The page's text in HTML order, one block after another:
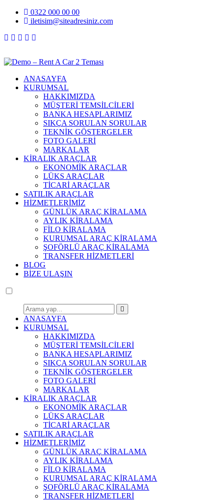
0322 000 00 00
iletisim@siteadresiniz.com
ANASAYFA
KURUMSAL
HAKKIMIZDA
MÜŞTERİ TEMSİLCİLERİ
BANKA HESAPLARIMIZ
SIKÇA SORULAN SORULAR
TEKNİK GÖSTERGELER
FOTO GALERİ
MARKALAR
KİRALIK ARAÇLAR
EKONOMİK ARAÇLAR
LÜKS ARAÇLAR
TİCARİ ARAÇLAR
SATILIK ARAÇLAR
HİZMETLERİMİZ
GÜNLÜK ARAÇ KİRALAMA
AYLIK KİRALAMA
FİLO KİRALAMA
KURUMSAL ARAÇ KİRALAMA
ŞOFÖRLÜ ARAÇ KİRALAMA
TRANSFER HİZMETLERİ
BLOG
BİZE ULAŞIN
ANASAYFA
KURUMSAL
HAKKIMIZDA
MÜŞTERİ TEMSİLCİLERİ
BANKA HESAPLARIMIZ
SIKÇA SORULAN SORULAR
TEKNİK GÖSTERGELER
FOTO GALERİ
MARKALAR
KİRALIK ARAÇLAR
EKONOMİK ARAÇLAR
LÜKS ARAÇLAR
TİCARİ ARAÇLAR
SATILIK ARAÇLAR
HİZMETLERİMİZ
GÜNLÜK ARAÇ KİRALAMA
AYLIK KİRALAMA
FİLO KİRALAMA
KURUMSAL ARAÇ KİRALAMA
ŞOFÖRLÜ ARAÇ KİRALAMA
TRANSFER HİZMETLERİ